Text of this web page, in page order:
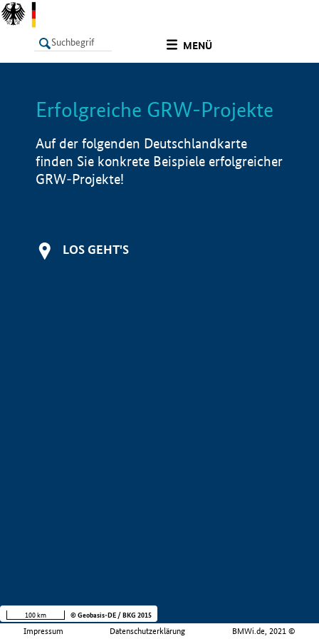
MENÜ
LISTE Info
Erfolgreiche GRW-Projekte
Auf der folgenden Deutschlandkarte
finden Sie konkrete Beispiele erfolgreicher
GRW-Projekte!
LOS GEHT'S
Impressum Datenschutzerklärung BMWi.de, 2021 ©
100 km © Geobasis-DE / BKG 2015